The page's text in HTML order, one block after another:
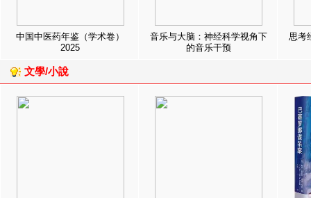
中国中医药年鉴（学术卷）
2025
音乐与大脑：神经科学视角下
的音乐干预
思考
文學/小說